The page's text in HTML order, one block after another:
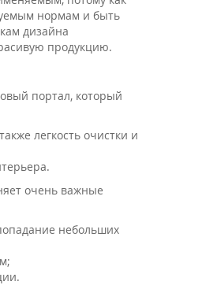
нормам и быть
дизайна
продукцию.
портал, который
легкость очистки и
очень важные
небольших